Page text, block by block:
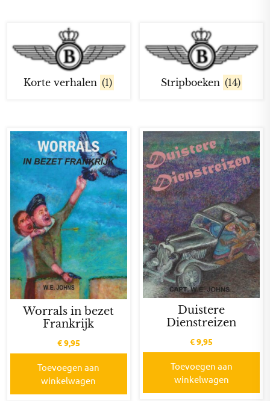
Korte verhalen (1) Stripboeken (14)
Worrals in bezet
Frankrijk
€9,95
Toevoegen aan
winkelwagen
Duistere
Dienstreizen
€9,95
Toevoegen aan
winkelwagen